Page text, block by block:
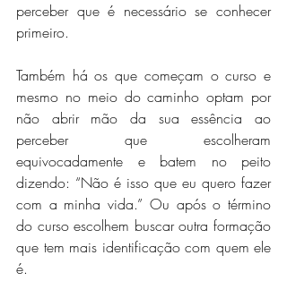
perceber que é necessário se conhecer
primeiro.
Também há os que começam o curso e
mesmo no meio do caminho optam por
não abrir mão da sua essência ao
perceber que escolheram
equivocadamente e batem no peito
dizendo: “Não é isso que eu quero fazer
com a minha vida.” Ou após o término
do curso escolhem buscar outra formação
que tem mais identificação com quem ele
é.